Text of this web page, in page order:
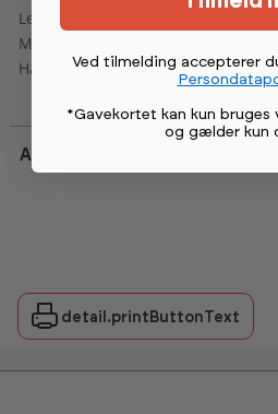
Let, sand: 3,5 – 14 kg
Medium, beige: 5 – 18 kg
Hård, grå: 6 – 23,5 kg
Anmeldelser
Vurdering:
4.7 ud af 5
detail.printButtonText
Ved tilmelding accepterer
*Gavekortet kan kun bruges
og gælder kun